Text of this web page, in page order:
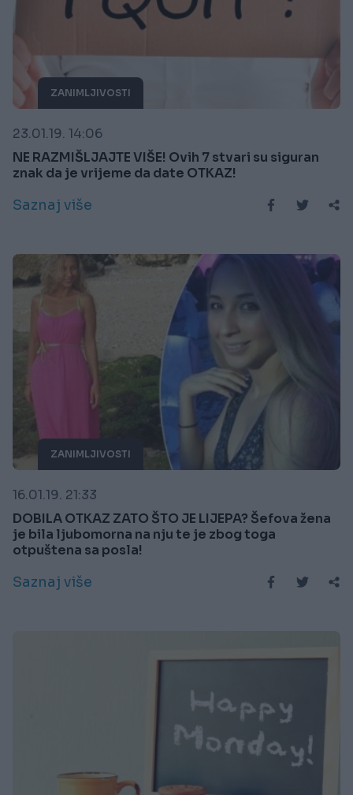
ZANIMLJIVOSTI
23.01.19. 14:06
NE RAZMIŠLJAJTE VIŠE! Ovih 7 stvari su siguran
znak da je vrijeme da date OTKAZ!
Saznaj više
ZANIMLJIVOSTI
16.01.19. 21:33
DOBILA OTKAZ ZATO ŠTO JE LIJEPA? Šefova žena
je bila ljubomorna na nju te je zbog toga
otpuštena sa posla!
Saznaj više